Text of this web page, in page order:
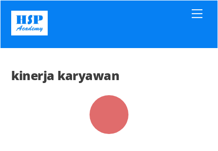
content
kinerja karyawan